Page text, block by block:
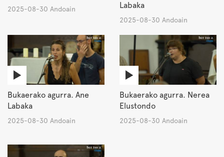
2025-08-30 Andoain
Labaka
2025-08-30 Andoain
Bukaerako agurra. Ane
Labaka
2025-08-30 Andoain
Bukaerako agurra. Nerea
Elustondo
2025-08-30 Andoain